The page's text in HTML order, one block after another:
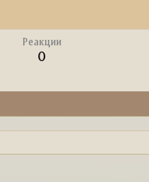
Реакции
0